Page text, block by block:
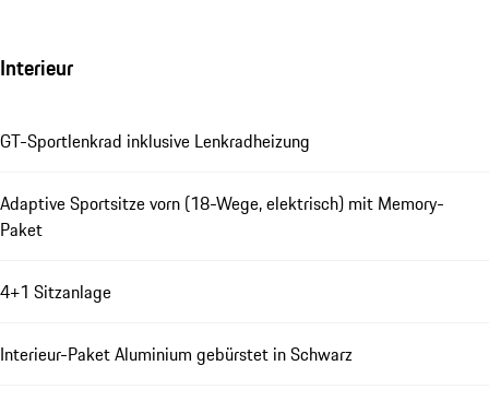
Interieur
GT-Sportlenkrad inklusive Lenkradheizung
Adaptive Sportsitze vorn (18-Wege, elektrisch) mit Memory-
Paket
4+1 Sitzanlage
Interieur-Paket Aluminium gebürstet in Schwarz